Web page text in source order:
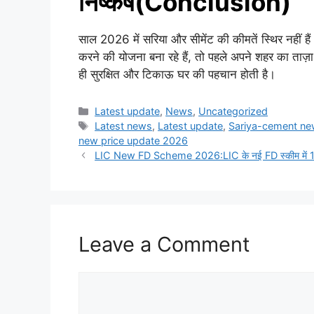
साल 2026 में सरिया और सीमेंट की कीमतें स्थिर नहीं
करने की योजना बना रहे हैं, तो पहले अपने शहर का
ही सुरक्षित और टिकाऊ घर की पहचान होती है।
Categories
Latest update, News, Uncategorized
Tags
Latest news, Latest update, Sariya-cement
new price update 2026
LIC New FD Scheme 2026:LIC के नई FD स्कीम में
Leave a Comment